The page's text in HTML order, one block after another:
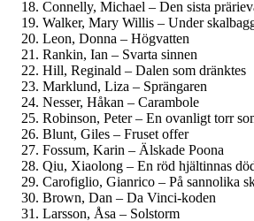
Connelly, Michael – Den sista
Walker, Mary Willis – Under
Leon, Donna – Högvatten
Rankin, Ian – Svarta sinnen
Hill, Reginald – Dalen som dränktes
Marklund, Liza – Sprängaren
Nesser, Håkan – Carambole
Robinson, Peter – En ovanligt torr
Blunt, Giles – Fruset offer
Fossum, Karin – Älskade Poona
Qiu, Xiaolong – En röd hjältinnas
Carofiglio, Gianrico – På sannolika
Brown, Dan – Da Vinci-koden
Larsson, Åsa – Solstorm